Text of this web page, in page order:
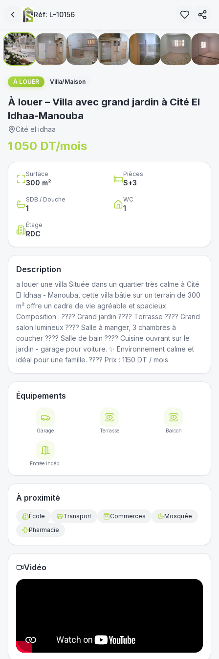
Réf: L-10156 1/20
غير متوفر
immoservice.tn
À LOUER Villa/Maison
À louer – Villa avec grand jardin à Cité El
Idhaa-Manouba
Cité el idhaa
1 050 DT/mois
Surface
300 m²
Pièces
S+3
SDB / Douche
1
WC
1
Étage
RDC
Description
a louer une villa Située dans un quartier très calme à Cité
El Idhaa - Manouba, cette villa bâtie sur un terrain de 300
m² offre un cadre de vie agréable et spacieux.
Composition : ???? Grand jardin ???? Terrasse ????️ Grand
salon lumineux ????️ Salle à manger, 3 chambres à
coucher ???? Salle de bain ???? Cuisine ouvrant sur le
jardin - garage pour voiture. ✨ Environnement calme et
idéal pour une famille. ???? Prix : 1150 DT / mois
Équipements
Garage Terrasse Balcon
Entrée indép.
À proximité
École Transport Commerces
Mosquée
Pharmacie
Vidéo